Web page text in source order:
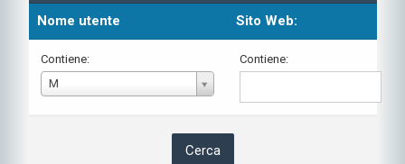
Nome utente Sito Web:
Contiene:
M
Nome
utente
Contiene: